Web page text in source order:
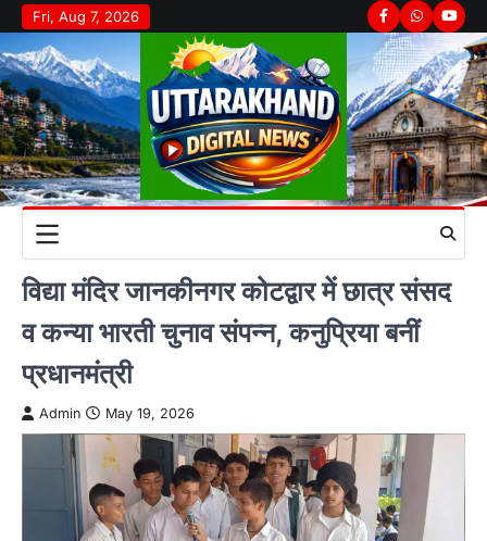
Skip
to
content
Fri, Aug 7, 2026 Facebook
Whatsapp
विद्या मंदिर जानकीनगर कोटद्वार में छात्र संसद
व कन्या भारती चुनाव संपन्न, कनुप्रिया बनीं
प्रधानमंत्री
Admin May 19, 2026